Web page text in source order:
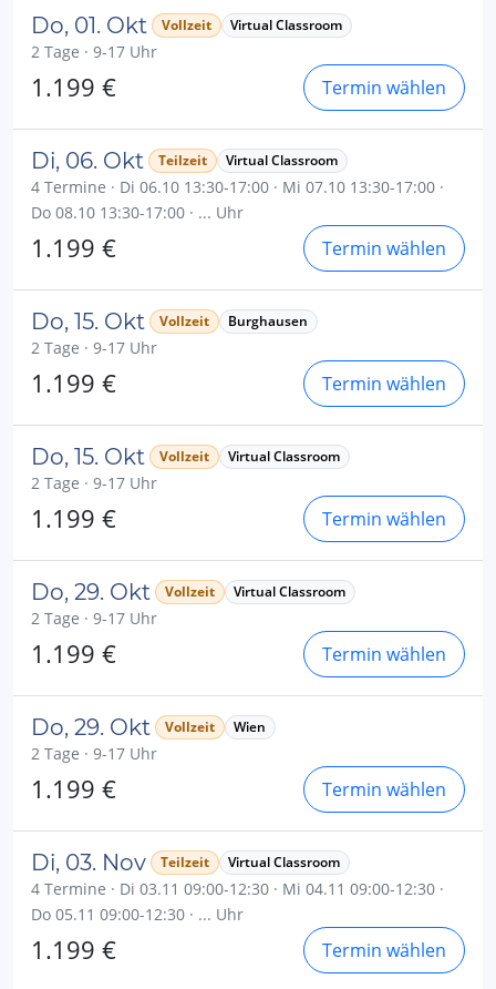
Do, 01. Okt Vollzeit Virtual Classroom
2 Tage · 9-17 Uhr
1.199 € Termin wählen
Di, 06. Okt Teilzeit Virtual Classroom
4 Termine · Di 06.10 13:30-17:00 · Mi 07.10 13:30-17:00 ·
Do 08.10 13:30-17:00 · ... Uhr
1.199 € Termin wählen
Do, 15. Okt Vollzeit Burghausen
2 Tage · 9-17 Uhr
1.199 € Termin wählen
Do, 15. Okt Vollzeit Virtual Classroom
2 Tage · 9-17 Uhr
1.199 € Termin wählen
Do, 29. Okt Vollzeit Virtual Classroom
2 Tage · 9-17 Uhr
1.199 € Termin wählen
Do, 29. Okt Vollzeit Wien
2 Tage · 9-17 Uhr
1.199 € Termin wählen
Di, 03. Nov Teilzeit Virtual Classroom
4 Termine · Di 03.11 09:00-12:30 · Mi 04.11 09:00-12:30 ·
Do 05.11 09:00-12:30 · ... Uhr
1.199 € Termin wählen